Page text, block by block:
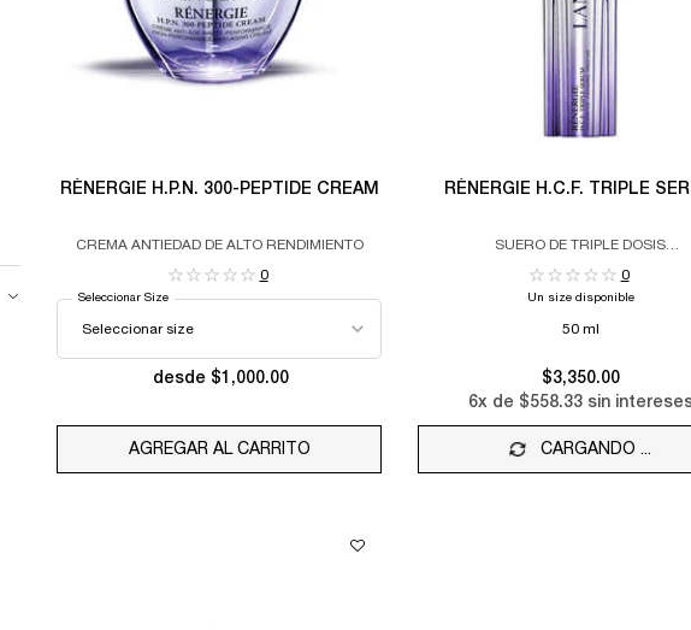
RÉNERGIE H.P.N. 300-PEPTIDE CREAM
CREMA ANTIEDAD DE ALTO RENDIMIENTO
0
Seleccionar Size
desde $1,000.00
AGREGAR AL CARRITO RÉNERGIE H.P.N. 300-PEPTIDE CREAM
RÉNERGIE H.C.F. TRIPLE
SUERO DE TRIPLE DOSIS
0
Un size disponible
50 ml
$3,350.00
6x de $558.33sin
CARGANDO ...